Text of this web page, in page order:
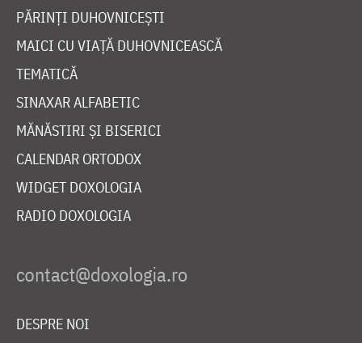
PĂRINȚI DUHOVNICEȘTI
MAICI CU VIAȚĂ DUHOVNICEASCĂ
TEMATICĂ
SINAXAR ALFABETIC
MĂNĂSTIRI ȘI BISERICI
CALENDAR ORTODOX
WIDGET DOXOLOGIA
RADIO DOXOLOGIA
DESPRE NOI